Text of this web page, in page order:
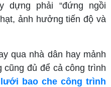
dựng phải “đứng ngồi
ảnh hưởng tiến độ và
qua nhà dân hay mảnh
đủ để cả công trình
lưới bao che công trình